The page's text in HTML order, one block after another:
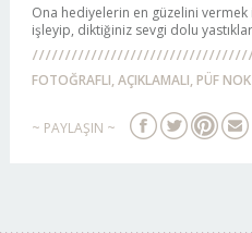
Ona hediyelerin en güzelini
işleyip, diktiğiniz sevgi dolu
FOTOĞRAFLI, AÇIKLAMALI, PÜF
~ PAYLAŞIN ~